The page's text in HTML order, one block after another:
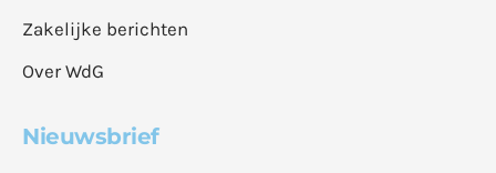
Zakelijke berichten
Over WdG
Nieuwsbrief